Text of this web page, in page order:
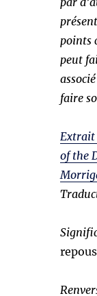
points
peut
faire
Extrait
of the